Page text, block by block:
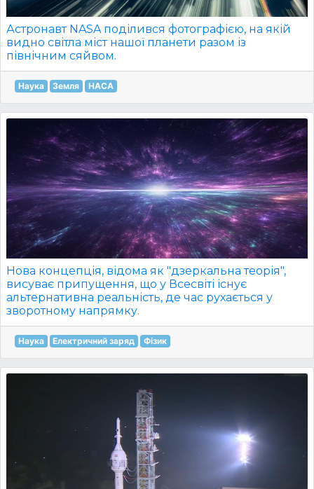
Астронавт NASA поділився фотографією, на якій
видно світла міст нашої планети разом із
північним сяйвом.
Наука Земля НАСА
Нова концепція, відома як "дзеркальна теорія",
висуває припущення, що у Всесвіті існує
альтернативна реальність, де час рухається у
зворотному напрямку.
Наука Електричний заряд Фізик